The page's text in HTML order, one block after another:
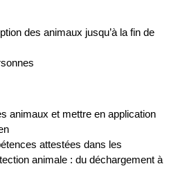
des animaux jusqu’à la fin de
animaux et mettre en application
attestées dans les
animale : du déchargement à